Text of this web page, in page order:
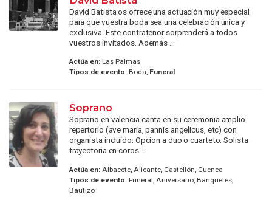
David Batista os ofrece una actuación muy especial
para que vuestra boda sea una celebración única y
exclusiva. Este contratenor sorprenderá a todos
vuestros invitados. Además ...
Actúa en:Las Palmas
Tipos de evento:Boda, Funeral
Soprano
Soprano en valencia canta en su ceremonia amplio
repertorio (ave maria, pannis angelicus, etc) con
organista incluido. Opcion a duo o cuarteto. Solista
trayectoria en coros ...
Actúa en:Albacete, Alicante, Castellón, Cuenca
Tipos de evento:Funeral, Aniversario, Banquetes,
Bautizo